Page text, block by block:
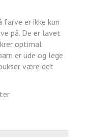
farve er ikke kun
på. De er lavet
optimal
er ude og lege
være det